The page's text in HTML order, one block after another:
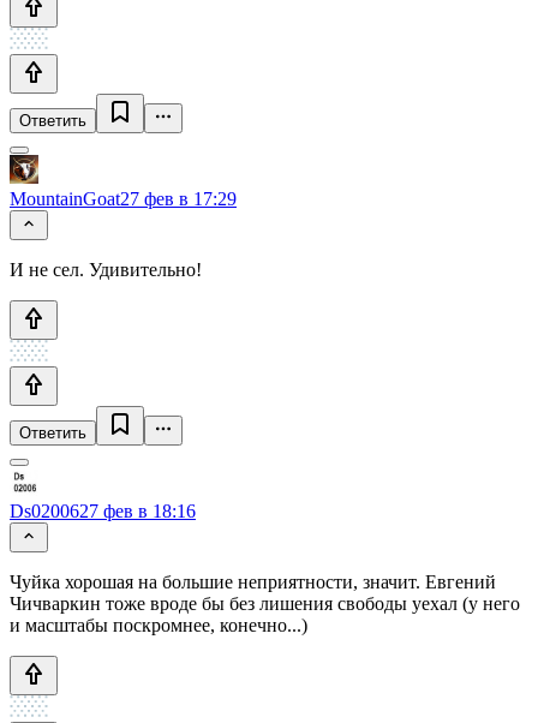
Ответить
MountainGoat27 фев в 17:29
И не сел. Удивительно!
Ответить
Ds0200627 фев в 18:16
Чуйка хорошая на большие неприятности, значит. Евгений
Чичваркин тоже вроде бы без лишения свободы уехал (у него
и масштабы поскромнее, конечно...)